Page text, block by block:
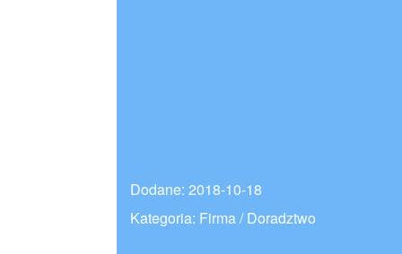
Dodane: 2018-10-18
Kategoria: Firma / Doradztwo